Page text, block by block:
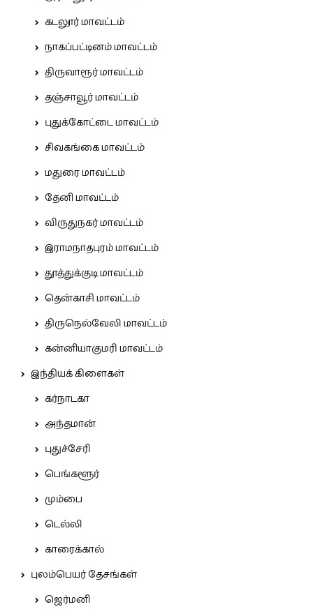
கடலூர் மாவட்டம்
நாகப்பட்டினம் மாவட்டம்
திருவாரூர் மாவட்டம்
தஞ்சாவூர் மாவட்டம்
புதுக்கோட்டை மாவட்டம்
சிவகங்கை மாவட்டம்
மதுரை மாவட்டம்
தேனி மாவட்டம்
விருதுநகர் மாவட்டம்
இராமநாதபுரம் மாவட்டம்
தூத்துக்குடி மாவட்டம்
தென்காசி மாவட்டம்
திருநெல்வேலி மாவட்டம்
கன்னியாகுமரி மாவட்டம்
இந்தியக் கிளைகள்
கர்நாடகா
அந்தமான்
புதுச்சேரி
பெங்களூர்
மும்பை
டெல்லி
காரைக்கால்
புலம்பெயர் தேசங்கள்
ஜெர்மனி